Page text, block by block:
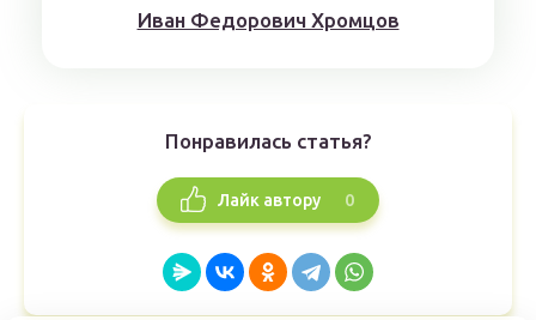
Иван Федорович Хромцов
Понравилась статья?
Лайк автору 0